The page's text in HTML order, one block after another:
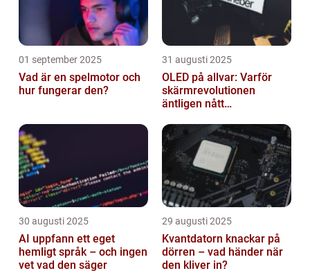
01 september 2025
Vad är en spelmotor och
hur fungerar den?
31 augusti 2025
OLED på allvar: Varför
skärmrevolutionen
äntligen nått
30 augusti 2025
AI uppfann ett eget
hemligt språk – och ingen
vet vad den säger
29 augusti 2025
Kvantdatorn knackar på
dörren – vad händer när
den kliver in?